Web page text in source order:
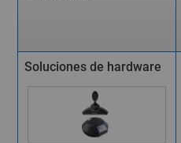
Soluciones de hardware